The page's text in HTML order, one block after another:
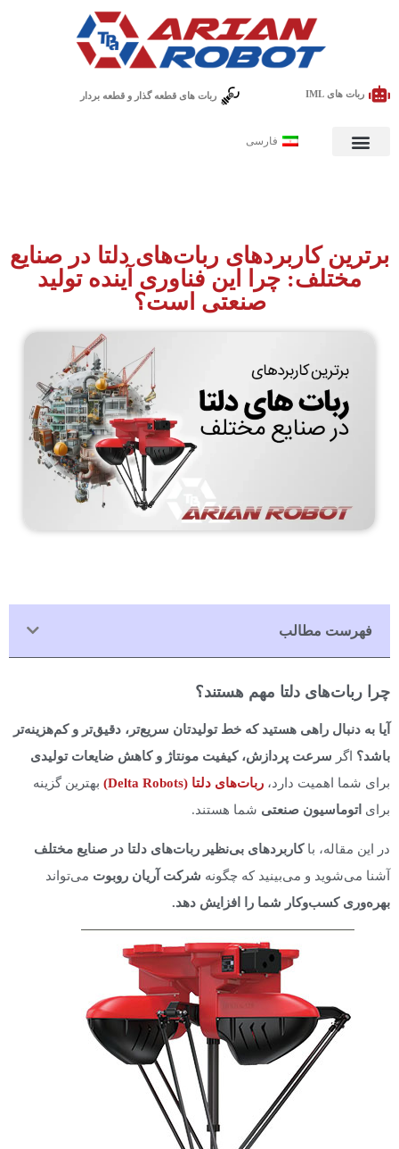
ربات های IML ربات های قطعه گذار و قطعه بردار
فارسی
برترین کاربردهای ربات‌های دلتا در صنایع
مختلف: چرا این فناوری آینده تولید
صنعتی است؟
فهرست مطالب
چرا ربات‌های دلتا مهم هستند؟
آیا به دنبال راهی هستید که خط تولیدتان سریع‌تر، دقیق‌تر و کم‌هزینه‌تر
باشد؟ اگر سرعت پردازش، کیفیت مونتاژ و کاهش ضایعات تولیدی
برای شما اهمیت دارد، ربات‌های دلتا (Delta Robots)
بهترین گزینه
برای اتوماسیون صنعتی شما هستند.
در این مقاله، باکاربردهای بی‌نظیر ربات‌های دلتا در صنایع مختلف
آشنا می‌شوید و می‌بینید که چگونه شرکت آریان روبوت می‌تواند
بهره‌وری کسب‌وکار شما را افزایش دهد.